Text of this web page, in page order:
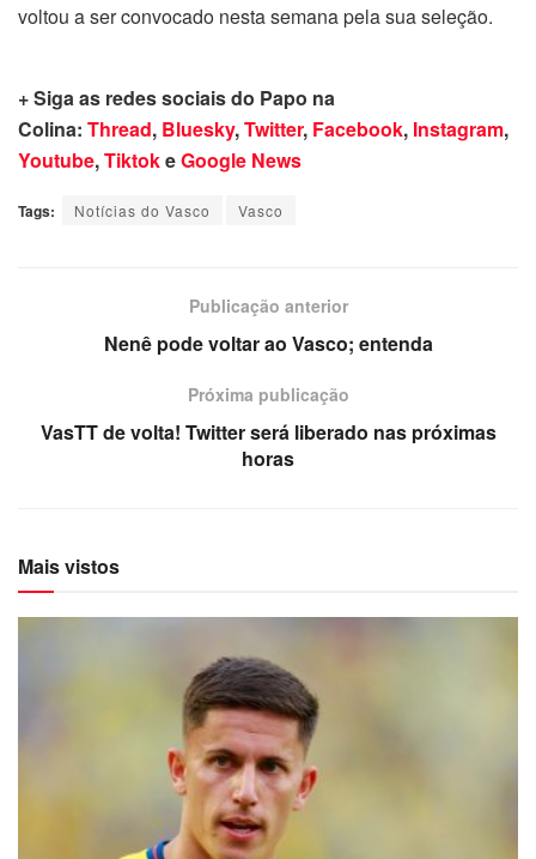
voltou a ser convocado nesta semana pela sua seleção.
+ Siga as redes sociais do Papo na
Colina: Thread, Bluesky,Twitter, Facebook, Instagram,
Youtube,TiktokeGoogle News
Tags: Notícias do Vasco Vasco
Publicação anterior
Nenê pode voltar ao Vasco; entenda
Próxima publicação
VasTT de volta! Twitter será liberado nas próximas
horas
Mais vistos